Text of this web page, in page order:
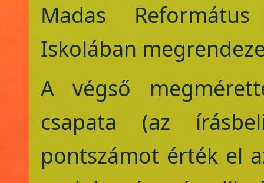
Madas
Iskolában
A végső
csapata (az
pontszámot érték el